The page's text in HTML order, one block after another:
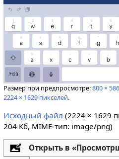
Размер при предпросмотре:800 ×
2224 × 1629 пикселей.
Исходный файл (2224 × 1629
204 Кб, MIME-тип: image/png)
Открыть в